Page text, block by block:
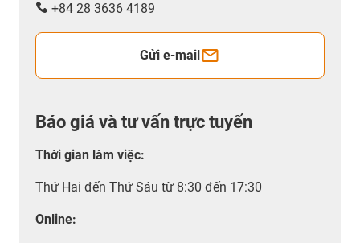
+84 28 3636 4189
Gửi e-mail
Báo giá và tư vấn trực tuyến
Thời gian làm việc:
Thứ Hai đến Thứ Sáu từ 8:30 đến 17:30
Online: